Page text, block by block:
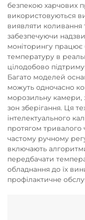
безпекою харчових
використовуються
виявляти коливання
забезпечуючи
моніторингу
температуру в
цілодобово
Багато моделей
можуть одночасно
морозильну камери,
зон зберігання. Ця
інтелектуального
протягом
частому ручному
включають
передбачати
обладнання до їх
профілактичне